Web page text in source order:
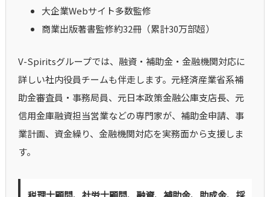
大企業Webサイト多数監修
商業出版著書監修約32冊（累計30万部超）
V-Spiritsグループでは、融資・補助金・金融機関対応に
詳しい社内役員チームも伴走します。元経済産業省系補
助金審査員・事務局員、元日本政策金融公庫支店長、元
信用金庫融資担当営業などの専門家が、補助金申請、事
業計画、資金繰り、金融機関対応を実務面から支援しま
す。